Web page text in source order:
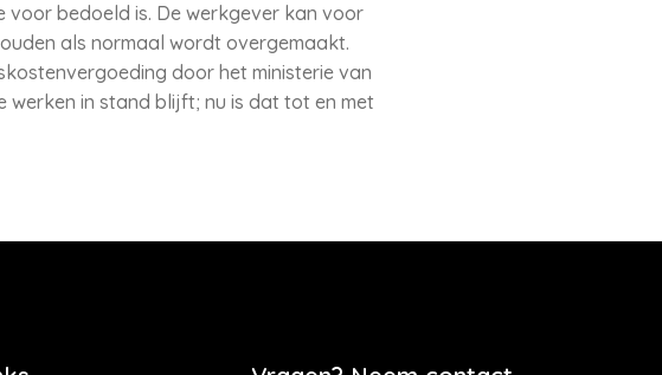
bedoeld is. De werkgever kan voor
als normaal wordt overgemaakt.
door het ministerie van
werken in stand blijft; nu is dat tot en met